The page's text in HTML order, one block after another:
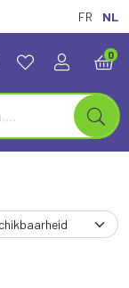
FR NL
0